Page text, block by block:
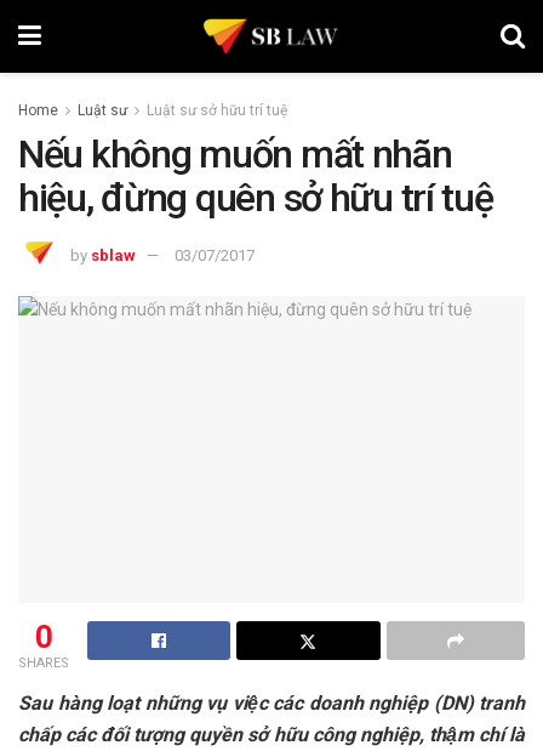
Home Luật sư Luật sư sở hữu trí tuệ
Nếu không muốn mất nhãn
hiệu, đừng quên sở hữu trí tuệ
by sblaw 03/07/2017
0
SHARES
Sau hàng loạt những vụ việc các doanh nghiệp (DN) tranh
chấp các đối tượng quyền sở hữu công nghiệp, thậm chí là